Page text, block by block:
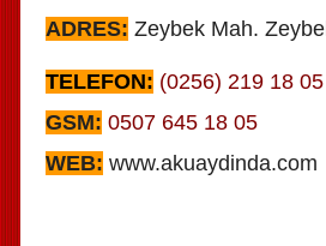
ADRES: Zeybek Mah.
TELEFON: (0256) 219 18 05
GSM: 0507 645 18 05
WEB: www.akuaydinda.com